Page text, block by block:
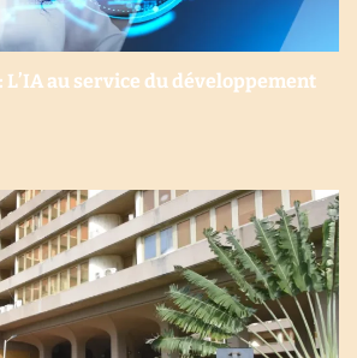
L’IA au service du développement